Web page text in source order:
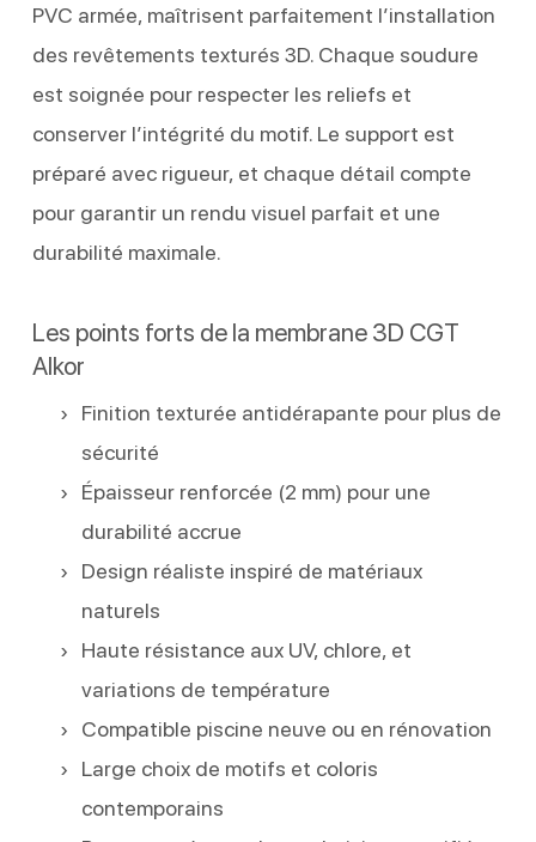
PVC armée, maîtrisent parfaitement l’installation
des revêtements texturés 3D. Chaque soudure
est soignée pour respecter les reliefs et
conserver l’intégrité du motif. Le support est
préparé avec rigueur, et chaque détail compte
pour garantir un rendu visuel parfait et une
durabilité maximale.
Les points forts de la membrane 3D CGT
Alkor
Finition texturée antidérapante pour plus de
sécurité
Épaisseur renforcée (2 mm) pour une
durabilité accrue
Design réaliste inspiré de matériaux
naturels
Haute résistance aux UV, chlore, et
variations de température
Compatible piscine neuve ou en rénovation
Large choix de motifs et coloris
contemporains